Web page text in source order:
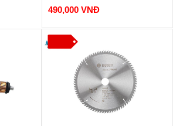
490,000 VNĐ